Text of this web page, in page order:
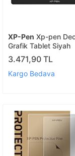
XP-Pen Xp-pen
Grafik Tablet Siyah
3.471,90 TL
Kargo Bedava